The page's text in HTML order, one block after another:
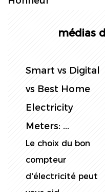
médias
Contrôle de la
consommation
d'électricité:
DIN Rai...
Mesurer la
consommation
d'énergie avec